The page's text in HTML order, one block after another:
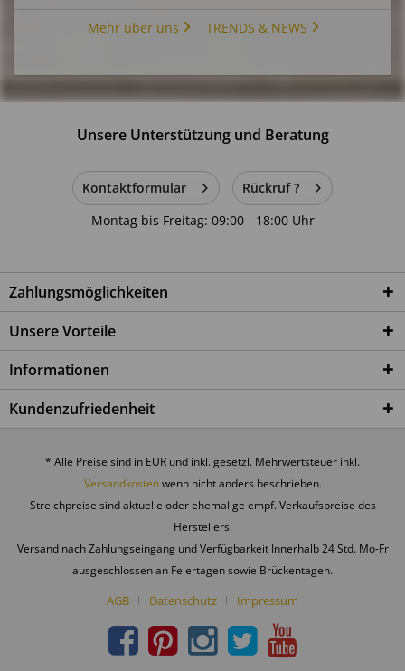
Mehr über uns TRENDS & NEWS
Unsere Unterstützung und Beratung
Kontaktformular
Rückruf ?
Montag bis Freitag: 09:00 - 18:00 Uhr
Zahlungsmöglichkeiten
Unsere Vorteile
Informationen
Kundenzufriedenheit
* Alle Preise sind in EUR und inkl. gesetzl. Mehrwertsteuer inkl.
Versandkostenwenn nicht anders beschrieben.
Streichpreise sind aktuelle oder ehemalige empf. Verkaufspreise des
Herstellers.
Versand nach Zahlungseingang und Verfügbarkeit Innerhalb 24 Std. Mo-Fr
ausgeschlossen an Feiertagen sowie Brückentagen.
AGB Datenschutz Impressum